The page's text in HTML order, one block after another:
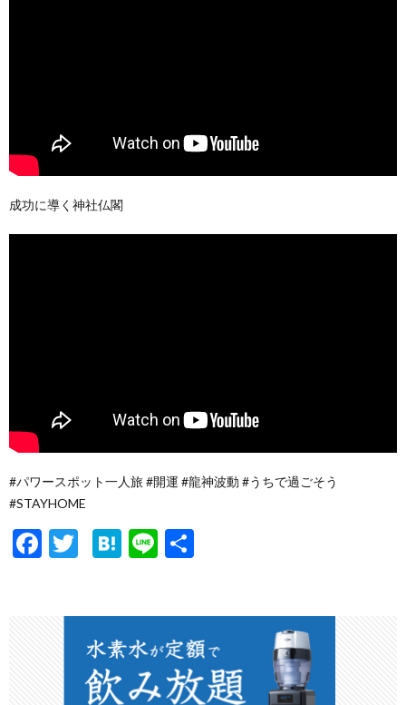
成功に導く神社仏閣
#パワースポット一人旅 #開運 #龍神波動 #うちで過ごそう
#STAYHOME
F
T
H
a
Li